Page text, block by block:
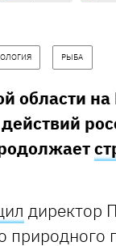
РЫБА
области
директор
природного